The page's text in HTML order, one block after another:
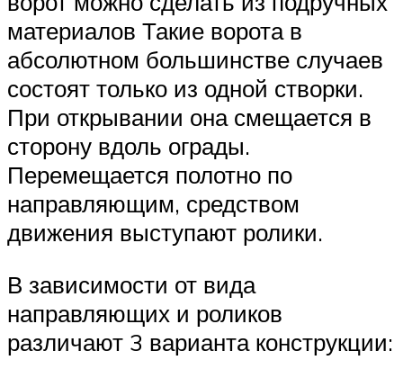
материалов Такие ворота в
абсолютном большинстве случаев
состоят только из одной створки.
При открывании она смещается в
сторону вдоль ограды.
Перемещается полотно по
направляющим, средством
движения выступают ролики.
В зависимости от вида
направляющих и роликов
различают 3 варианта конструкции: